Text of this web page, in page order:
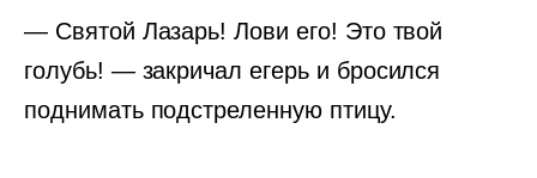
— Святой Лазарь! Лови его! Это твой
голубь! — закричал егерь и бросился
поднимать подстреленную птицу.